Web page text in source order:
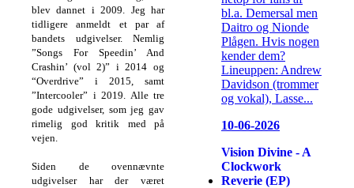
blev dannet i 2009. Jeg har
tidligere anmeldt et par af
bandets udgivelser. Nemlig
”Songs For Speedin’ And
Crashin’ (vol 2)” i 2014 og
“Overdrive” i 2015, samt
”Intercooler” i 2019. Alle tre
gode udgivelser, som jeg gav
rimelig god kritik med på
vejen.
Siden de ovennævnte
udgivelser har der været
bl.a. Demersal men
Daitro og Nionde
Plågen. Hvis nogen
kender dem?
Lineuppen: Andrew
Davidson (trommer
og vokal), Lasse...
10-06-2026
Vision Divine - A
Clockwork
Reverie (EP)